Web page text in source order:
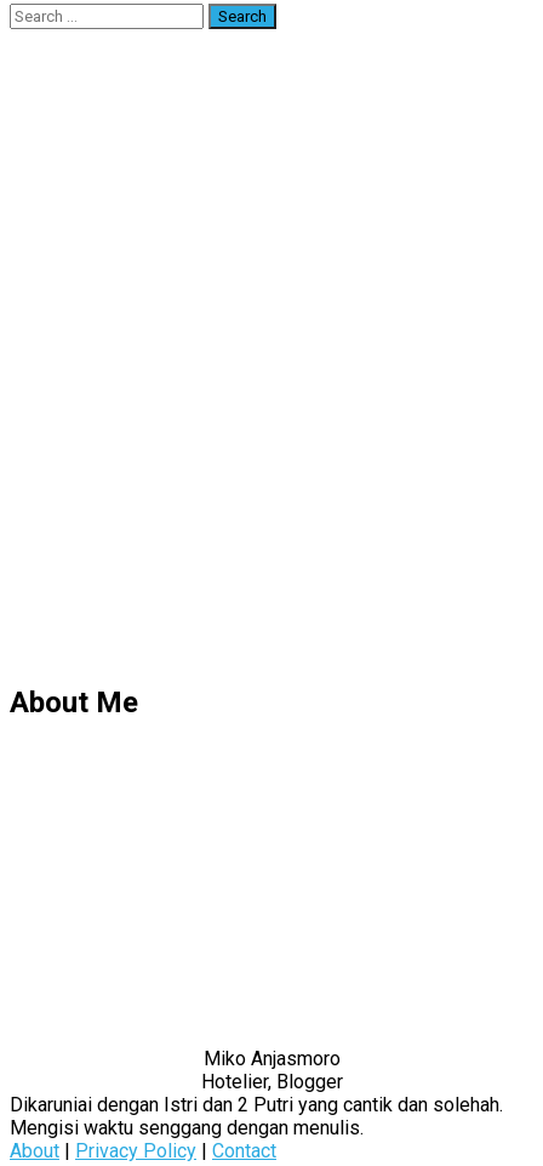
Search
for:
About Me
Miko Anjasmoro
Hotelier, Blogger
Dikaruniai dengan Istri dan 2 Putri yang cantik dan solehah.
Mengisi waktu senggang dengan menulis.
About | Privacy Policy | Contact